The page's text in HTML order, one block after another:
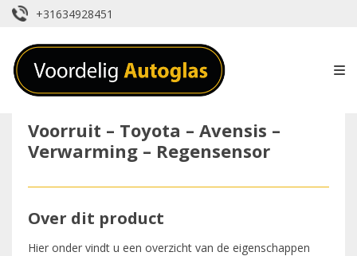
+31634928451
Voorruit – Toyota – Avensis –
Verwarming – Regensensor
Over dit product
Hier onder vindt u een overzicht van de eigenschappen